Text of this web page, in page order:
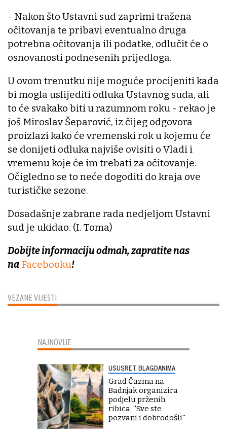
VEZANE VIJESTI
- Nakon što Ustavni sud zaprimi tražena
očitovanja te pribavi eventualno druga
potrebna očitovanja ili podatke, odlučit će o
osnovanosti podnesenih prijedloga.
U ovom trenutku nije moguće procijeniti kada
bi mogla uslijediti odluka Ustavnog suda, ali
to će svakako biti u razumnom roku - rekao je
još Miroslav Šeparović, iz čijeg odgovora
proizlazi kako će vremenski rok u kojemu će
se donijeti odluka najviše ovisiti o Vladi i
vremenu koje će im trebati za očitovanje.
Očigledno se to neće dogoditi do kraja ove
turističke sezone.
Dosadašnje zabrane rada nedjeljom Ustavni
sud je ukidao. (I. Toma)
Dobijte informaciju odmah, zapratite nas
na Facebooku!
NAJNOVIJE
USUSRET BLAGDANIMA
Grad Čazma na
Badnjak organizira
podjelu prženih
ribica: ''Sve ste
pozvani i dobrodošli''